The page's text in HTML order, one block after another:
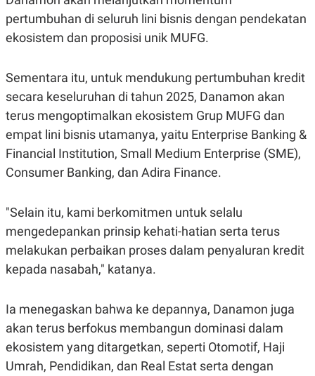
C
A
D
E
L
E
A
S
D
L
A
N
G
A
A
E
A
K
K
I
N
E
J
E
T
N
P
E
D
R
I
S
I
N
pertumbuhan di seluruh lini bisnis dengan pendekatan
ekosistem dan proposisi unik MUFG.
Sementara itu, untuk mendukung pertumbuhan kredit
secara keseluruhan di tahun 2025, Danamon akan
terus mengoptimalkan ekosistem Grup MUFG dan
empat lini bisnis utamanya, yaitu Enterprise Banking &
Financial Institution, Small Medium Enterprise (SME),
Consumer Banking, dan Adira Finance.
"Selain itu, kami berkomitmen untuk selalu
mengedepankan prinsip kehati-hatian serta terus
melakukan perbaikan proses dalam penyaluran kredit
kepada nasabah," katanya.
Ia menegaskan bahwa ke depannya, Danamon juga
akan terus berfokus membangun dominasi dalam
ekosistem yang ditargetkan, seperti Otomotif, Haji
Umrah, Pendidikan, dan Real Estat serta dengan